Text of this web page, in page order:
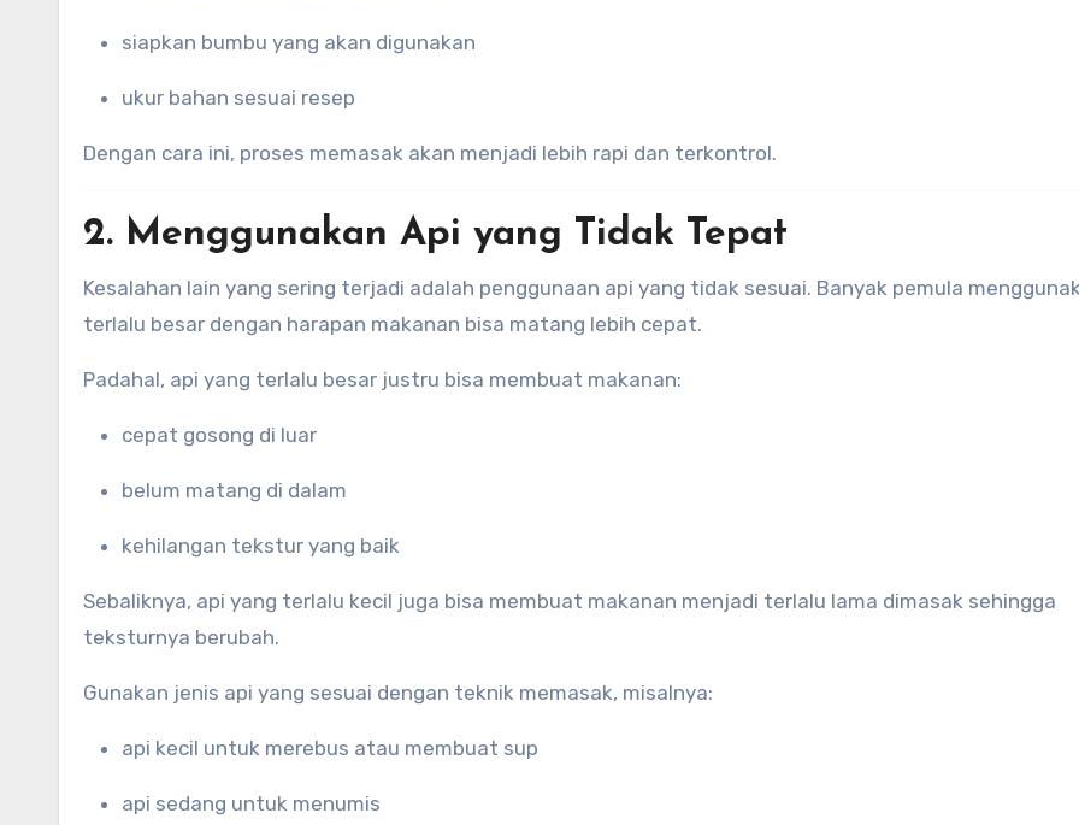
siapkan bumbu yang akan digunakan
ukur bahan sesuai resep
Dengan cara ini, proses memasak akan menjadi lebih rapi dan terkontrol.
2. Menggunakan Api yang Tidak Tepat
Kesalahan lain yang sering terjadi adalah penggunaan api yang tidak sesuai. Banyak pemula
terlalu besar dengan harapan makanan bisa matang lebih cepat.
Padahal, api yang terlalu besar justru bisa membuat makanan:
cepat gosong di luar
belum matang di dalam
kehilangan tekstur yang baik
Sebaliknya, api yang terlalu kecil juga bisa membuat makanan menjadi terlalu lama dimasak sehingga
teksturnya berubah.
Gunakan jenis api yang sesuai dengan teknik memasak, misalnya:
api kecil untuk merebus atau membuat sup
api sedang untuk menumis